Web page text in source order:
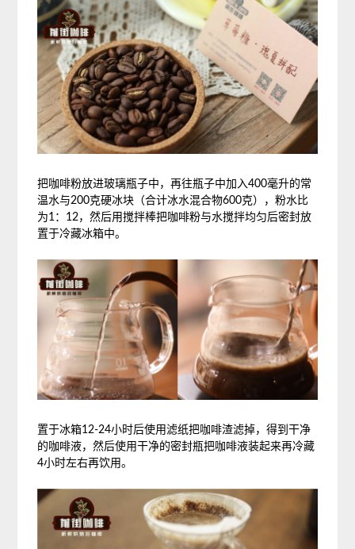
把咖啡粉放进玻璃瓶子中，再往瓶子中加入400毫升的常
温水与200克硬冰块（合计冰水混合物600克），粉水比
为1：12，然后用搅拌棒把咖啡粉与水搅拌均匀后密封放
置于冷藏冰箱中。
置于冰箱12-24小时后使用滤纸把咖啡渣滤掉，得到干净
的咖啡液，然后使用干净的密封瓶把咖啡液装起来再冷藏
4小时左右再饮用。